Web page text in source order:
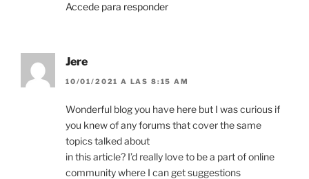
Accede para responder
Jere
10/01/2021 A LAS 8:15 AM
Wonderful blog you have here but I was curious if
you knew of any forums that cover the same
topics talked about
in this article? I’d really love to be a part of online
community where I can get suggestions